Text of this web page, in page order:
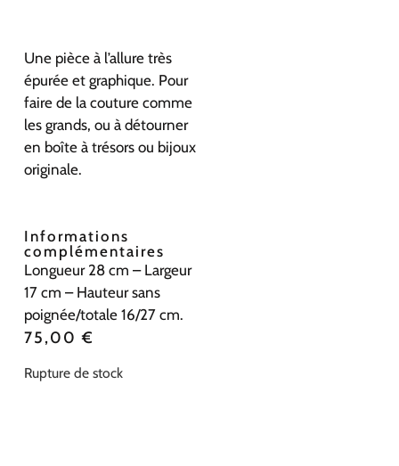
Une pièce à l’allure très
épurée et graphique. Pour
faire de la couture comme
les grands, ou à détourner
en boîte à trésors ou bijoux
originale.
Informations
complémentaires
Longueur 28 cm – Largeur
17 cm – Hauteur sans
poignée/totale 16/27 cm.
75,00€
Rupture de stock